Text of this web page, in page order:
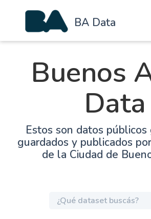
BA Data
Buenos
Data
Estos son datos públicos
guardados y publicados
de la Ciudad de